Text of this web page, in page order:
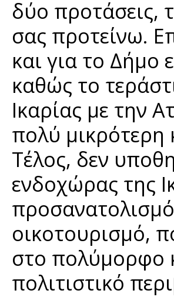
δύο προτάσεις,
σας προτείνω.
και για το
καθώς το
Ικαρίας με την
πολύ μικρότερη
Τέλος, δεν
ενδοχώρας της
οικοτουρισμό,
στο πολύμορφο
πολιτιστικό